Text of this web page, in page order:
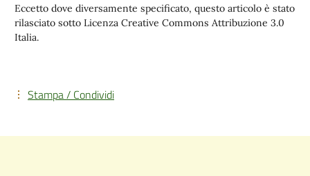
Eccetto dove diversamente specificato, questo articolo è stato
rilasciato sotto Licenza Creative Commons Attribuzione 3.0
Italia.
Stampa / Condividi